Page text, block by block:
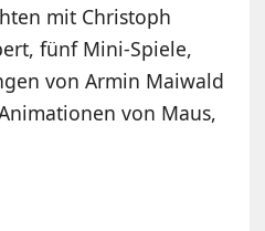
mit Christoph
fünf Mini-Spiele,
von Armin Maiwald
von Maus,